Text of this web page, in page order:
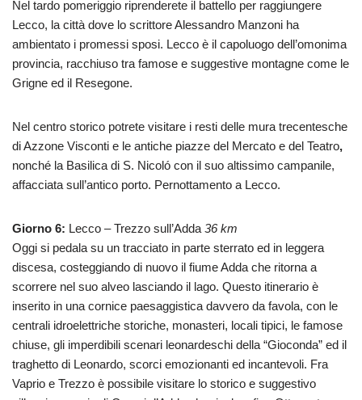
Nel tardo pomeriggio riprenderete il battello per raggiungere
Lecco, la città dove lo scrittore Alessandro Manzoni ha
ambientato i promessi sposi. Lecco è il capoluogo dell’omonima
provincia, racchiuso tra famose e suggestive montagne come le
Grigne ed il Resegone.
Nel centro storico potrete visitare i resti delle mura trecentesche
di Azzone Visconti e le antiche piazze del Mercato e del Teatro,
nonché la Basilica di S. Nicoló con il suo altissimo campanile,
affacciata sull’antico porto. Pernottamento a Lecco.
Giorno 6: Lecco – Trezzo sull’Adda 36 km
Oggi si pedala su un tracciato in parte sterrato ed in leggera
discesa, costeggiando di nuovo il fiume Adda che ritorna a
scorrere nel suo alveo lasciando il lago. Questo itinerario è
inserito in una cornice paesaggistica davvero da favola, con le
centrali idroelettriche storiche, monasteri, locali tipici, le famose
chiuse, gli imperdibili scenari leonardeschi della “Gioconda” ed il
traghetto di Leonardo, scorci emozionanti ed incantevoli. Fra
Vaprio e Trezzo è possibile visitare lo storico e suggestivo